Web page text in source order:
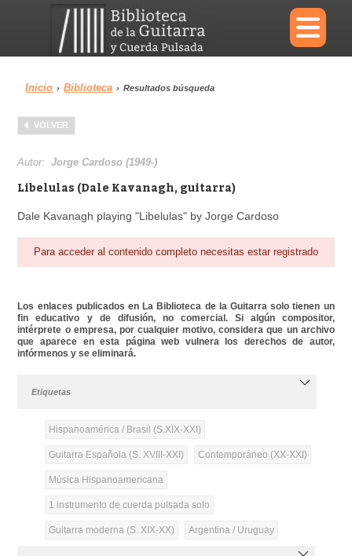
×
Menu
Biblioteca
Área personal Reproductor
Inicio › Biblioteca › Resultados búsqueda
VOLVER
Autor:Jorge Cardoso (1949-)
Libelulas (Dale Kavanagh, guitarra)
Dale Kavanagh playing "Libelulas" by Jorge Cardoso
Para acceder al contenido completo necesitas estar registrado
Los enlaces publicados en La Biblioteca de la Guitarra solo tienen un
fin educativo y de difusión, no comercial. Si algún compositor,
intérprete o empresa, por cualquier motivo, considera que un archivo
que aparece en esta página web vulnera los derechos de autor,
infórmenos y se eliminará.
Etiquetas
Hispanoamérica / Brasil (S.XIX-XXI)
Guitarra Española (S. XVIII-XXI) Contemporáneo (XX-XXI)
Música Hispanoamericana
1 instrumento de cuerda pulsada solo
Guitarra moderna (S. XIX-XX) Argentina / Uruguay